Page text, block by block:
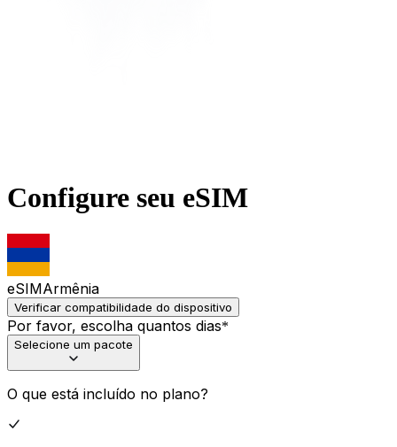
Configure seu eSIM
eSIMArmênia
Verificar compatibilidade do dispositivo
Por favor, escolha quantos dias*
Selecione um pacote
O que está incluído no plano?